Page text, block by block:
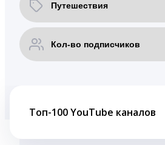
Топ-100 YouTube каналов